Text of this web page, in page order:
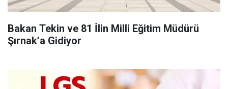
Bakan Tekin ve 81 İlin Milli Eğitim Müdürü
Şırnak’a Gidiyor